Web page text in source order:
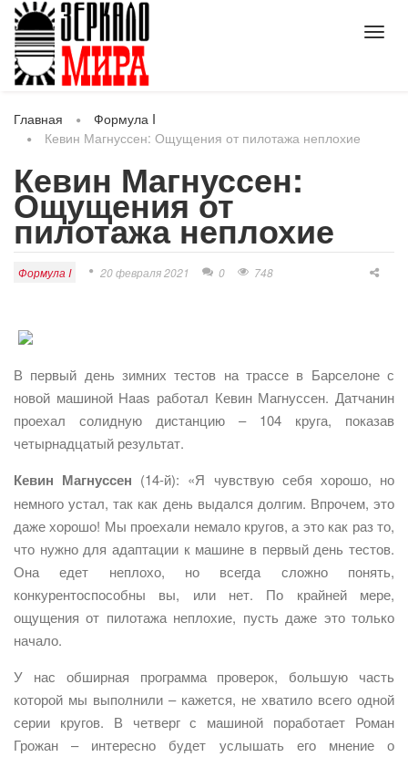
Главная
Формула I
Кевин Магнуссен: Ощущения от пилотажа неплохие
Кевин Магнуссен:
Ощущения от
пилотажа неплохие
Формула I 20 февраля 2021 0 748
В первый день зимних тестов на трассе в Барселоне с
новой машиной Haas работал Кевин Магнуссен. Датчанин
проехал солидную дистанцию – 104 круга, показав
четырнадцатый результат.
Кевин Магнуссен (14-й): «Я чувствую себя хорошо, но
немного устал, так как день выдался долгим. Впрочем, это
даже хорошо! Мы проехали немало кругов, а это как раз то,
что нужно для адаптации к машине в первый день тестов.
Она едет неплохо, но всегда сложно понять,
конкурентоспособны вы, или нет. По крайней мере,
ощущения от пилотажа неплохие, пусть даже это только
начало.
У нас обширная программа проверок, большую часть
которой мы выполнили – кажется, не хватило всего одной
серии кругов. В четверг с машиной поработает Роман
Грожан – интересно будет услышать его мнение о